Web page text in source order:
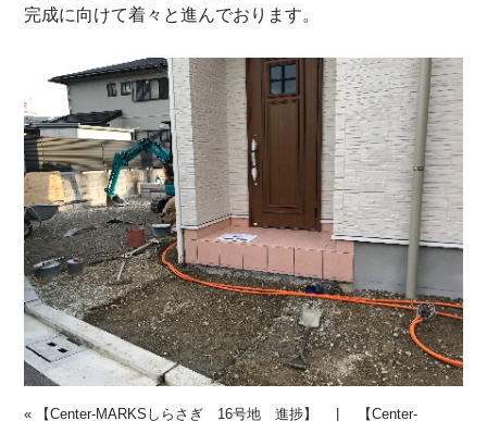
完成に向けて着々と進んでおります。
« 【Center-MARKSしらさぎ 16号地 進捗】
【Center-